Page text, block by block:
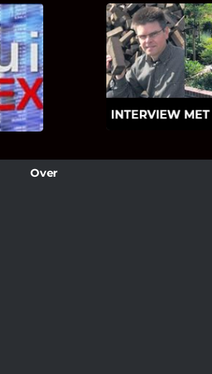
de
aan
Hoe Bricks and
wat Hans
wereld van
Over